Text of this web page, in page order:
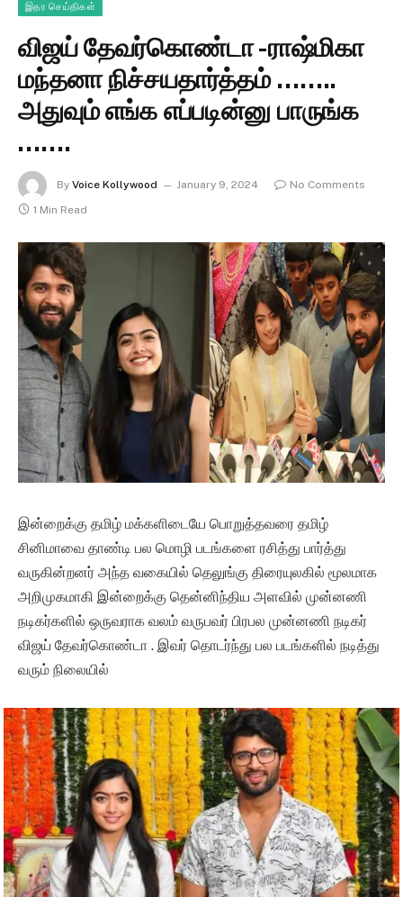
இதர செய்திகள்
விஜய் தேவர்கொண்டா -ராஷ்மிகா
மந்தனா நிச்சயதார்த்தம் ……..
அதுவும் எங்க எப்படின்னு பாருங்க
…….
By Voice Kollywood January 9, 2024
No Comments
1 Min Read
இன்றைக்கு தமிழ் மக்களிடையே பொறுத்தவரை தமிழ்
சினிமாவை தாண்டி பல மொழி படங்களை ரசித்து பார்த்து
வருகின்றனர் அந்த வகையில் தெலுங்கு திரையுலகில் மூலமாக
அறிமுகமாகி இன்றைக்கு தென்னிந்திய அளவில் முன்னணி
நடிகர்களில் ஒருவராக வலம் வருபவர் பிரபல முன்னணி நடிகர்
விஜய் தேவர்கொண்டா . இவர் தொடர்ந்து பல படங்களில் நடித்து
வரும் நிலையில்